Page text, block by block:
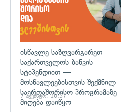
ისწავლე საზღვარგარეთ
საქართველოს ბანკის
სტიპენდიით —
მოსწავლეებისთვის შექმნილ
საერთაშორისო პროგრამაზე
მიღება დაიწყო
7 აგვისტო, 10:57